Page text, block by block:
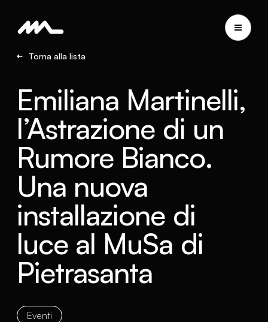
Torna alla lista
Emiliana Martinelli,
l’Astrazione di un
Rumore Bianco.
Una nuova
installazione di
luce al MuSa di
Pietrasanta
Eventi